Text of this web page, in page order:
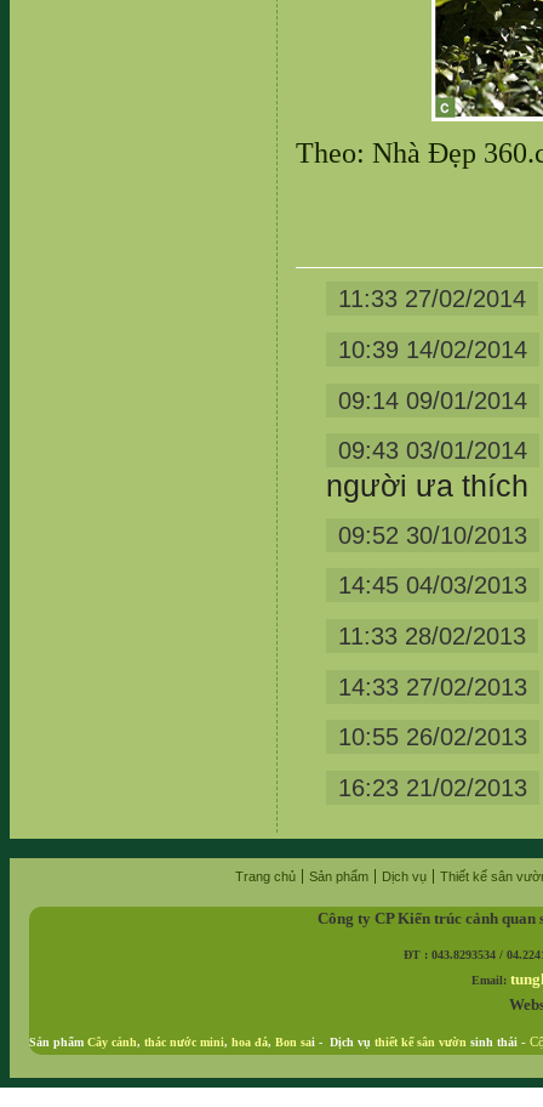
Theo: Nhà Đẹp
11:33 27/02/2014
10:39 14/02/2014
09:14 09/01/2014
09:43 03/01/2014
người ưa thích
09:52 30/10/2013
14:45 04/03/2013
11:33 28/02/2013
14:33 27/02/2013
10:55 26/02/2013
16:23 21/02/2013
Trang chủ Sản phẩm Dịch vụ Thiết kế sân
Công ty CP Kiến trúc cảnh
ĐT : 043.8293534 /
Email:
Sản phẩm Cây cảnh, thác nước mini, hoa đá, Bon sai - Dịch vụ thiết kế sân vườn sinh thái -